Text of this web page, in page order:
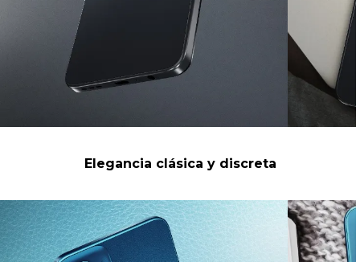
Elegancia clásica y discreta